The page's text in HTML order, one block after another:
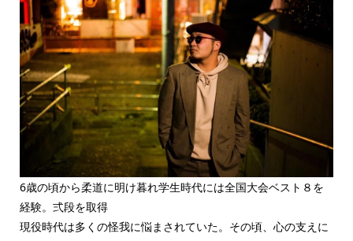
6歳の頃から柔道に明け暮れ学生時代には全国大会ベスト８を
経験。弍段を取得
現役時代は多くの怪我に悩まされていた。その頃、心の支えに